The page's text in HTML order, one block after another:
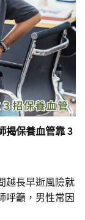
揭保養血管靠 3
越長早逝風險就
呼籲，男性常因